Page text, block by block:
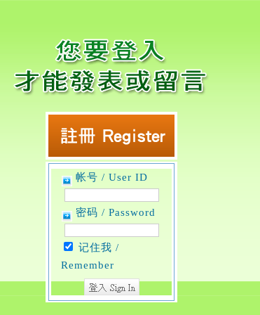
帐号 / User ID
密码 / Password
记住我 /
Remember